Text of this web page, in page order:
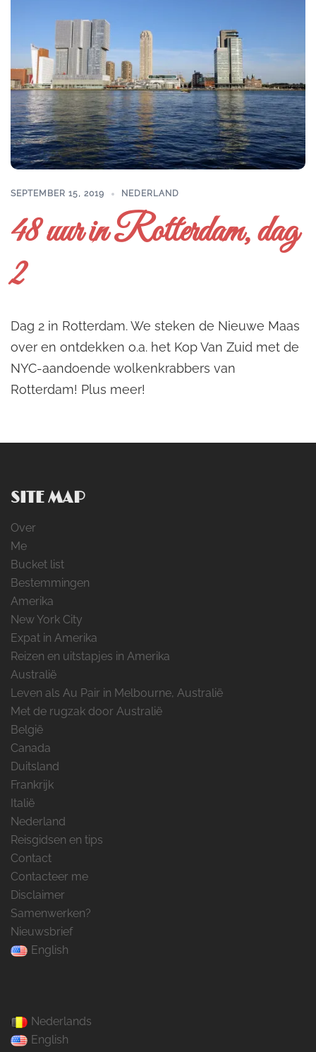
SEPTEMBER 15, 2019 NEDERLAND
48 uur in Rotterdam, dag
2
Dag 2 in Rotterdam. We steken de Nieuwe Maas
over en ontdekken o.a. het Kop Van Zuid met de
NYC-aandoende wolkenkrabbers van
Rotterdam! Plus meer!
SITE MAP
Over
Me
Bucket list
Bestemmingen
Amerika
New York City
Expat in Amerika
Reizen en uitstapjes in Amerika
Australië
Leven als Au Pair in Melbourne, Australië
Met de rugzak door Australië
België
Canada
Duitsland
Frankrijk
Italië
Nederland
Reisgidsen en tips
Contact
Contacteer me
Disclaimer
Samenwerken?
Nieuwsbrief
English
Nederlands
English